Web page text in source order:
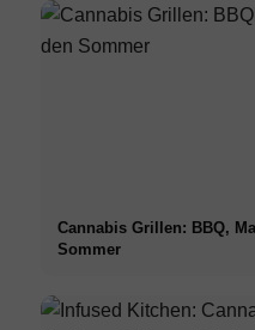
Cannabis Grillen: BBQ,
Sommer